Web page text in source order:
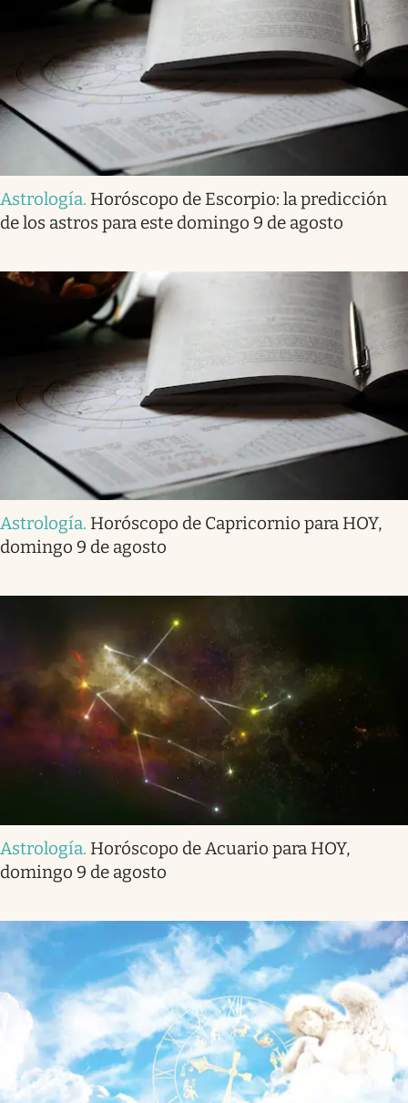
Astrología. Horóscopo de Escorpio: la predicción
de los astros para este domingo 9 de agosto
Astrología. Horóscopo de Capricornio para HOY,
domingo 9 de agosto
Astrología. Horóscopo de Acuario para HOY,
domingo 9 de agosto